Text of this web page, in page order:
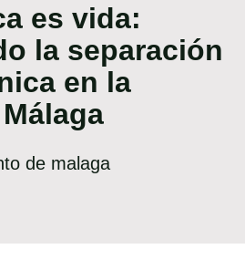
es vida:
la separación
en la